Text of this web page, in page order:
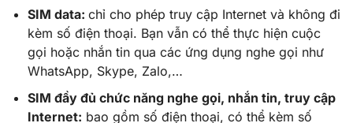
SIM data: chỉ cho phép truy cập Internet và không đi
kèm số điện thoại. Bạn vẫn có thể thực hiện cuộc
gọi hoặc nhắn tin qua các ứng dụng nghe gọi như
WhatsApp, Skype, Zalo,…
SIM đầy đủ chức năng nghe gọi, nhắn tin, truy cập
Internet: bao gồm số điện thoại, có thể kèm số